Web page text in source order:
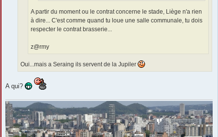
A partir du moment ou le contrat concerne le stade, Liège n'a rien
à dire... C'est comme quand tu loue une salle communale, tu dois
respecter le contrat brasserie...
z@rmy
Oui...mais a Seraing ils servent de la Jupiler
A qui?